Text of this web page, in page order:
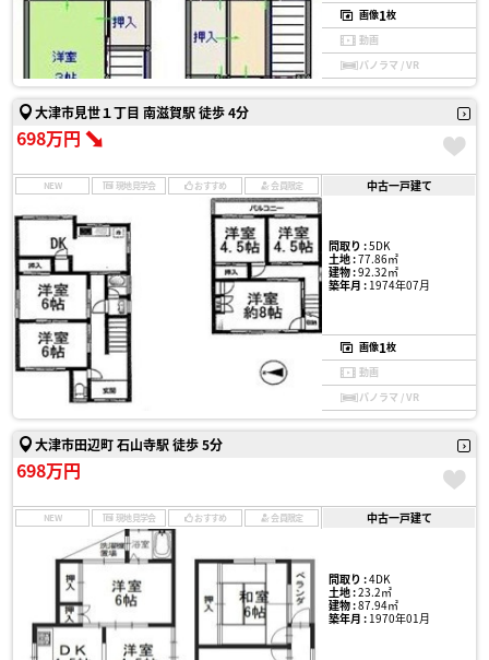
画像1枚
動画
パノラマ / VR
大津市見世１丁目 南滋賀駅 徒歩 4分
698万円
NEW 現地見学会 おすすめ 会員限定 中古一戸建て
間取り :5DK
土地 :77.86㎡
建物 :92.32㎡
築年月 :1974年07月
画像1枚
動画
パノラマ / VR
大津市田辺町 石山寺駅 徒歩 5分
698万円
NEW 現地見学会 おすすめ 会員限定 中古一戸建て
間取り :4DK
土地 :23.2㎡
建物 :87.94㎡
築年月 :1970年01月